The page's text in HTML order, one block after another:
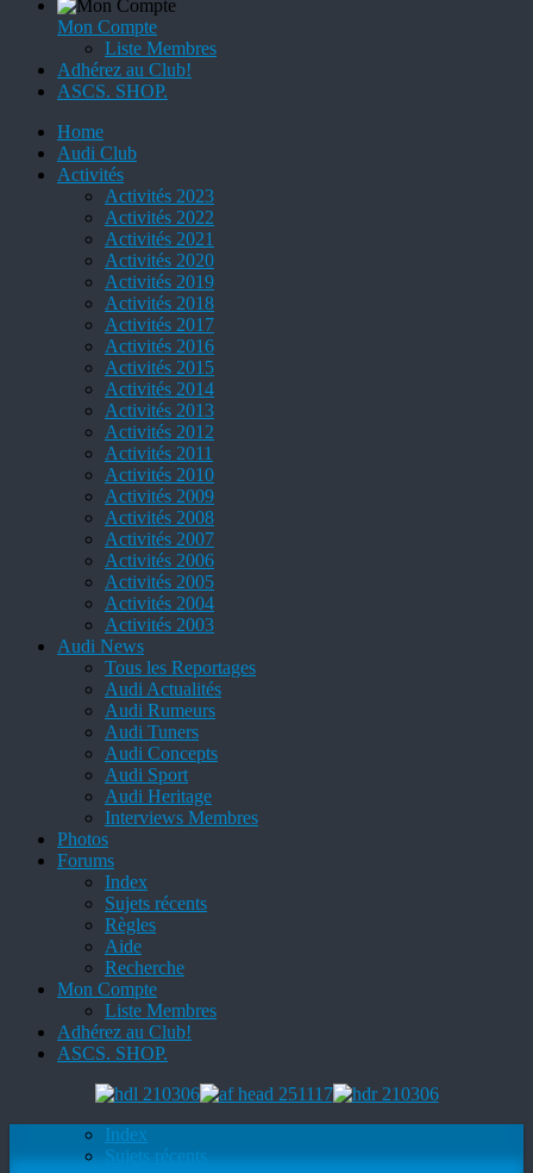
Mon Compte
Liste Membres
Adhérez au Club!
ASCS. SHOP.
Home
Audi Club
Activités
Activités 2023
Activités 2022
Activités 2021
Activités 2020
Activités 2019
Activités 2018
Activités 2017
Activités 2016
Activités 2015
Activités 2014
Activités 2013
Activités 2012
Activités 2011
Activités 2010
Activités 2009
Activités 2008
Activités 2007
Activités 2006
Activités 2005
Activités 2004
Activités 2003
Audi News
Tous les Reportages
Audi Actualités
Audi Rumeurs
Audi Tuners
Audi Concepts
Audi Sport
Audi Heritage
Interviews Membres
Photos
Forums
Index
Sujets récents
Règles
Aide
Recherche
Mon Compte
Liste Membres
Adhérez au Club!
ASCS. SHOP.
Index
Sujets récents